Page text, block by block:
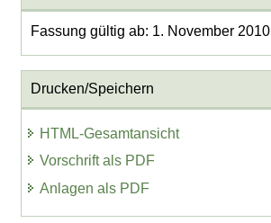
Fassung gültig ab: 1. November 2010
Drucken/Speichern
HTML-Gesamtansicht
Vorschrift als PDF
Anlagen als PDF